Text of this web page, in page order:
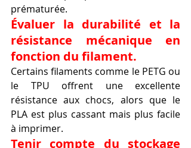
prématurée.
Évaluer la durabilité et la
résistance mécanique en
fonction du filament.
Certains filaments comme le PETG ou
le TPU offrent une excellente
résistance aux chocs, alors que le
PLA est plus cassant mais plus facile
à imprimer.
Tenir compte du stockage